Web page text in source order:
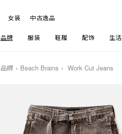
女装 中古逸品
品牌 服装 鞋履 配饰 生活
品牌 Beach Brains Work Cut Jeans